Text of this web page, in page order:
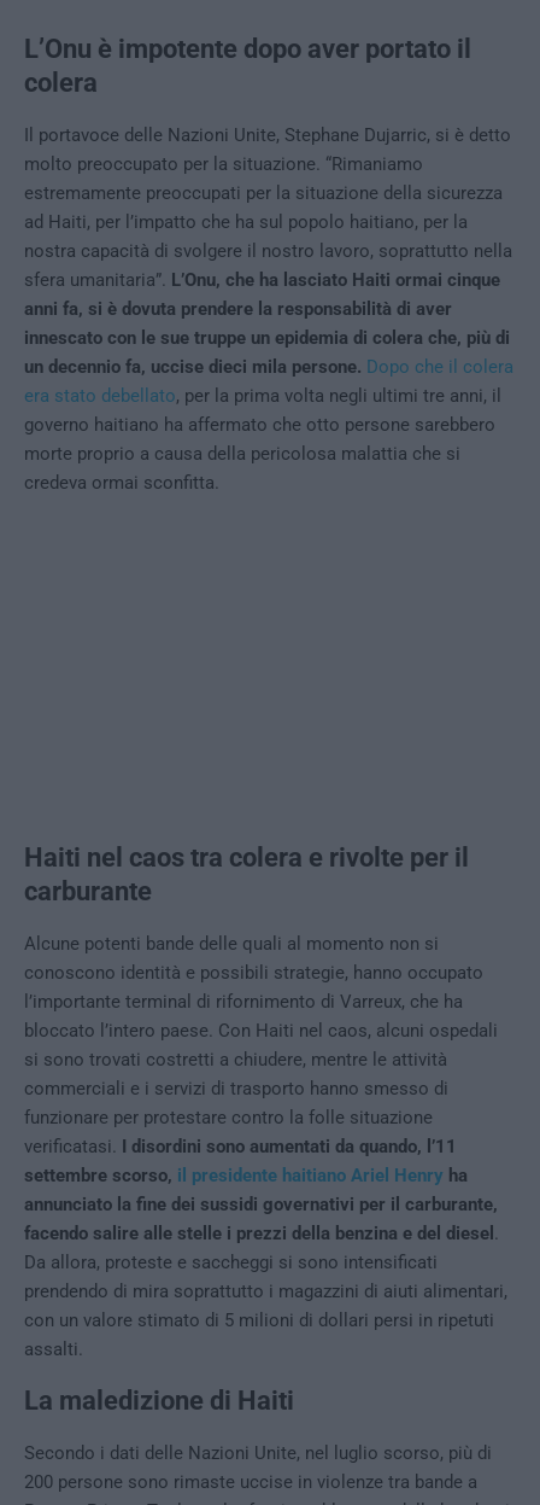
L’Onu è impotente dopo aver portato il
colera
Il portavoce delle Nazioni Unite, Stephane Dujarric, si è detto
molto preoccupato per la situazione. “Rimaniamo
estremamente preoccupati per la situazione della sicurezza
ad Haiti, per l’impatto che ha sul popolo haitiano, per la
nostra capacità di svolgere il nostro lavoro, soprattutto nella
sfera umanitaria”. L’Onu, che ha lasciato Haiti ormai cinque
anni fa, si è dovuta prendere la responsabilità di aver
innescato con le sue truppe un epidemia di colera che, più di
un decennio fa, uccise dieci mila persone. Dopo che il colera
era stato debellato, per la prima volta negli ultimi tre anni, il
governo haitiano ha affermato che otto persone sarebbero
morte proprio a causa della pericolosa malattia che si
credeva ormai sconfitta.
Haiti nel caos tra colera e rivolte per il
carburante
Alcune potenti bande delle quali al momento non si
conoscono identità e possibili strategie, hanno occupato
l’importante terminal di rifornimento di Varreux, che ha
bloccato l’intero paese. Con Haiti nel caos, alcuni ospedali
si sono trovati costretti a chiudere, mentre le attività
commerciali e i servizi di trasporto hanno smesso di
funzionare per protestare contro la folle situazione
verificatasi. I disordini sono aumentati da quando, l’11
settembre scorso, il presidente haitiano Ariel Henry ha
annunciato la fine dei sussidi governativi per il carburante,
facendo salire alle stelle i prezzi della benzina e del diesel
Da allora, proteste e saccheggi si sono intensificati
prendendo di mira soprattutto i magazzini di aiuti alimentari,
con un valore stimato di 5 milioni di dollari persi in ripetuti
assalti.
La maledizione di Haiti
Secondo i dati delle Nazioni Unite, nel luglio scorso, più di
200 persone sono rimaste uccise in violenze tra bande a